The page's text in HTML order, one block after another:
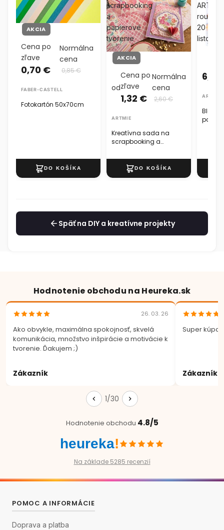
AKCIA
Fotokartón 50x70cm
Cena po
zľave
0,70 €
Normálna
cena
0,85 €
FABER-CASTELL
scrapbooking
a
papierové
tvorenie
AKCIA
Kreatívna sada na
scrapbooking a
od
Cena po
zľave
1,32 €
Normálna
cena
2,60 €
ARTMIE
ARTMIE
rough
20
listov
Blok
Späť na DIY a kreatívne projekty
Hodnotenie obchodu na Heureka.sk
26. 03. 26
Ako obvykle, maximálna spokojnosť, skvelá
komunikácia, množstvo inšpirácie a motivácie k
tvorenie. Ďakujem ;)
Zákazník
Super
Zákazník
1/30
Hodnotenie obchodu 4.8/5
heureka!
Na základe 5285 recenzií
POMOC A INFORMÁCIE
Doprava a platba